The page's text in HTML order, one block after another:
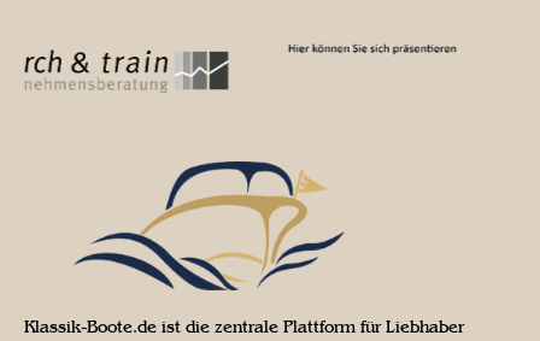
Klassik-Boote.de ist die zentrale Plattform für Liebhaber